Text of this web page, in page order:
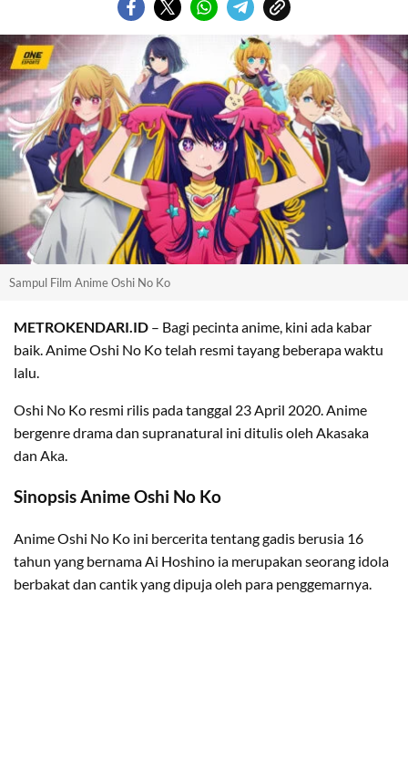
Sampul Film Anime Oshi No Ko
METROKENDARI.ID – Bagi pecinta anime, kini ada kabar
baik. Anime Oshi No Ko telah resmi tayang beberapa waktu
lalu.
Oshi No Ko resmi rilis pada tanggal 23 April 2020. Anime
bergenre drama dan supranatural ini ditulis oleh Akasaka
dan Aka.
Sinopsis Anime Oshi No Ko
Anime Oshi No Ko ini bercerita tentang gadis berusia 16
tahun yang bernama Ai Hoshino ia merupakan seorang idola
berbakat dan cantik yang dipuja oleh para penggemarnya.